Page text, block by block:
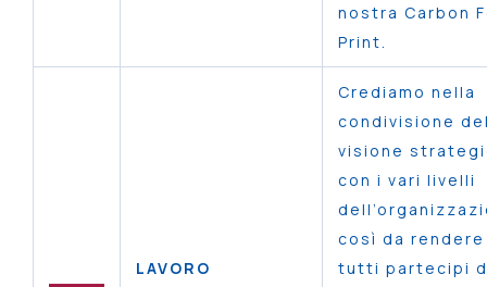
nostra Carbon
Print.
LAVORO
Crediamo nella
condivisione
visione
con i vari livelli
così da rendere
tutti partecipi